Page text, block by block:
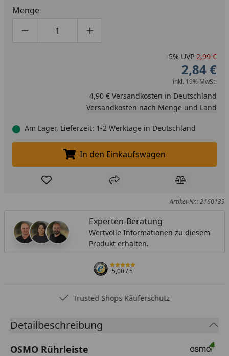
Menge
Produktmenge um eins verringern
Produktmenge manuell eingeben
Produktmenge um eins erhöhen
-5% UVP 2,99 €
2,84 €
inkl. 19% MwSt.
4,90 € Versandkosten in Deutschland
Versandkosten nach Menge und Land
Am Lager, Lieferzeit: 1-2 Werktage in Deutschland
In den Einkaufswagen legen
In den Einkaufswagen
Produkt zur Wunschliste hinzufügen
Teilen Produkt
Artikel-Nr.: 2160139
Experten-Beratung
Wertvolle Informationen zu diesem
Produkt erhalten.
5,00/ 5
Trusted Shops Käuferschutz
Detailbeschreibung
OSMO Rührleiste